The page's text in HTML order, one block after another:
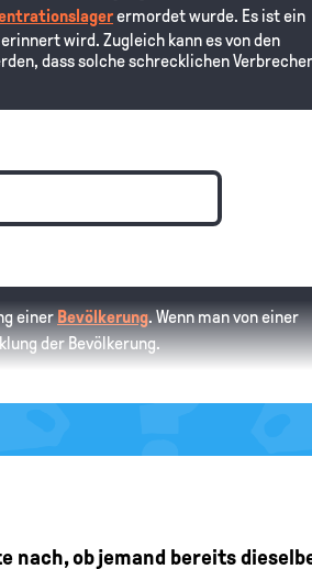
ermordet wurde. Es ist ein
wird. Zugleich kann es von den
dass solche schrecklichen
einerBevölkerung. Wenn man von einer
der Bevölkerung.
ob jemand bereits